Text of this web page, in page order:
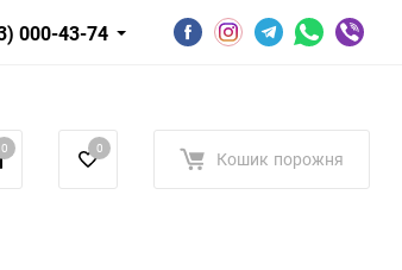
000-43-74
0 0 Кошик порожня